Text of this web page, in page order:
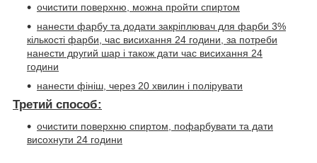
очистити поверхню, можна пройти спиртом
нанести фарбу та додати закріплювач для фарби 3%
кількості фарби, час висихання 24 години, за потреби
нанести другий шар і також дати час висихання 24
години
нанести фініш, через 20 хвилин і полірувати
Третий способ:
очистити поверхню спиртом, пофарбувати та дати
висохнути 24 години